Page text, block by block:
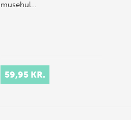
musehul…
59,95 KR.